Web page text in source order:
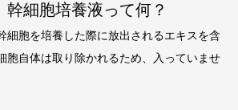
幹細胞培養液って何？
細胞を培養した際に放出されるエキスを含
胞自体は取り除かれるため、入っていませ